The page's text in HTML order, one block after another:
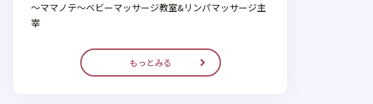
～ママノテ～ベビーマッサージ教室&リンパマッサージ主
宰
もっとみる